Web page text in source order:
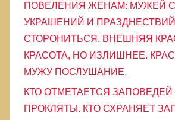
ПОВЕЛЕНИЯ ЖЕНАМ: МУЖЕЙ
УКРАШЕНИЙ И ПРАЗДНЕСТВИЙ
СТОРОНИТЬСЯ. ВНЕШНЯЯ
КРАСОТА, НО ИЗЛИШНЕЕ.
МУЖУ ПОСЛУШАНИЕ.
КТО ОТМЕТАЕТСЯ ЗАПОВЕДЕЙ
ПРОКЛЯТЫ. КТО СХРАНЯЕТ